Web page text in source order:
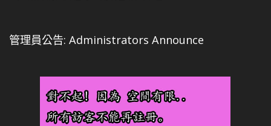
管理員公告: Administrators Announce